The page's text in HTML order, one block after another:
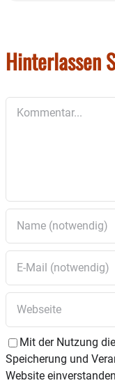
Hinterlassen
Mit der Nutzung
Speicherung und
Website